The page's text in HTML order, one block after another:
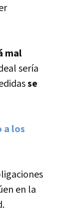
mal
serí­a
se
a los
en la